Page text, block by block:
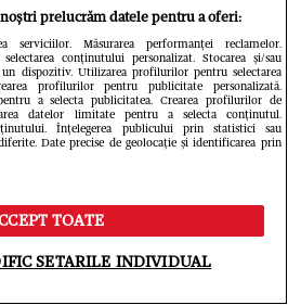
prelucrăm datele pentru a oferi:
serviciilor. Măsurarea performanței reclamelor.
conținutului personalizat. Stocarea și/sau
dispozitiv. Utilizarea profilurilor pentru selectarea
profilurilor pentru publicitate personalizată.
a selecta publicitatea. Crearea profilurilor de
datelor limitate pentru a selecta conținutul.
Înțelegerea publicului prin statistici sau
Date precise de geolocație și identificarea prin
TOATE
SETARILE INDIVIDUAL